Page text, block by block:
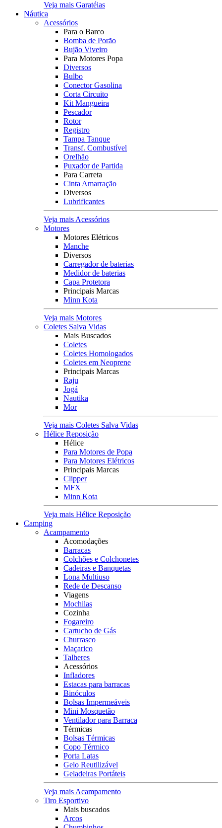
Veja mais Garatéias
Náutica
Acessórios
Para o Barco
Bomba de Porão
Bujão Viveiro
Para Motores Popa
Diversos
Bulbo
Conector Gasolina
Corta Circuito
Kit Mangueira
Pescador
Rotor
Registro
Tampa Tanque
Transf. Combustível
Orelhão
Puxador de Partida
Para Carreta
Cinta Amarração
Diversos
Lubrificantes
Veja mais Acessórios
Motores
Motores Elétricos
Manche
Diversos
Carregador de baterias
Medidor de baterias
Capa Protetora
Principais Marcas
Minn Kota
Veja mais Motores
Coletes Salva Vidas
Mais Buscados
Coletes
Coletes Homologados
Coletes em Neoprene
Principais Marcas
Raju
Jogá
Nautika
Mor
Veja mais Coletes Salva Vidas
Hélice Reposição
Hélice
Para Motores de Popa
Para Motores Elétricos
Principais Marcas
Clipper
MFX
Minn Kota
Veja mais Hélice Reposição
Camping
Acampamento
Acomodações
Barracas
Colchões e Colchonetes
Cadeiras e Banquetas
Lona Multiuso
Rede de Descanso
Viagens
Mochilas
Cozinha
Fogareiro
Cartucho de Gás
Churrasco
Maçarico
Talheres
Acessórios
Infladores
Estacas para barracas
Binóculos
Bolsas Impermeáveis
Mini Mosquetão
Ventilador para Barraca
Térmicas
Bolsas Térmicas
Copo Térmico
Porta Latas
Gelo Reutilizável
Geladeiras Portáteis
Veja mais Acampamento
Tiro Esportivo
Mais buscados
Arcos